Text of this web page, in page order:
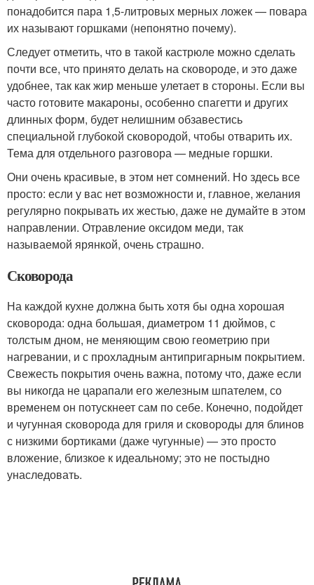
понадобится пара 1,5-литровых мерных ложек — повара
их называют горшками (непонятно почему).
Следует отметить, что в такой кастрюле можно сделать
почти все, что принято делать на сковороде, и это даже
удобнее, так как жир меньше улетает в стороны. Если вы
часто готовите макароны, особенно спагетти и других
длинных форм, будет нелишним обзавестись
специальной глубокой сковородой, чтобы отварить их.
Тема для отдельного разговора — медные горшки.
Они очень красивые, в этом нет сомнений. Но здесь все
просто: если у вас нет возможности и, главное, желания
регулярно покрывать их жестью, даже не думайте в этом
направлении. Отравление оксидом меди, так
называемой ярянкой, очень страшно.
Сковорода
На каждой кухне должна быть хотя бы одна хорошая
сковорода: одна большая, диаметром 11 дюймов, с
толстым дном, не меняющим свою геометрию при
нагревании, и с прохладным антипригарным покрытием.
Свежесть покрытия очень важна, потому что, даже если
вы никогда не царапали его железным шпателем, со
временем он потускнеет сам по себе. Конечно, подойдет
и чугунная сковорода для гриля и сковороды для блинов
с низкими бортиками (даже чугунные) — это просто
вложение, близкое к идеальному; это не постыдно
унаследовать.